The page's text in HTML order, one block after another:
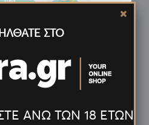
ΣΤΟ
ΑΝΩ ΤΩΝ 18 ΕΤΩΝ